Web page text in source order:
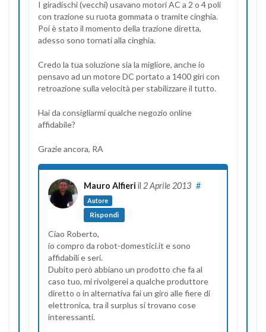
I giradischi (vecchi) usavano motori AC a 2 o 4 poli
con trazione su ruota gommata o tramite cinghia.
Poi è stato il momento della trazione diretta,
adesso sono tornati alla cinghia.
Credo la tua soluzione sia la migliore, anche io
pensavo ad un motore DC portato a 1400 giri con
retroazione sulla velocità per stabilizzare il tutto.
Hai da consigliarmi qualche negozio online
affidabile?
Grazie ancora, RA
Mauro Alfieri il 2 Aprile 2013
Autore
#
Rispondi
Ciao Roberto,
io compro da robot-domestici.it e sono
affidabili e seri.
Dubito però abbiano un prodotto che fa al
caso tuo, mi rivolgerei a qualche produttore
diretto o in alternativa fai un giro alle fiere di
elettronica, tra il surplus si trovano cose
interessanti.